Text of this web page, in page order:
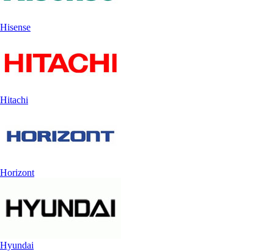
Hisense
Hitachi
Horizont
Hyundai